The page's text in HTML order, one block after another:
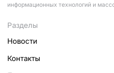
информационных технологий и
Разделы
Новости
Контакты